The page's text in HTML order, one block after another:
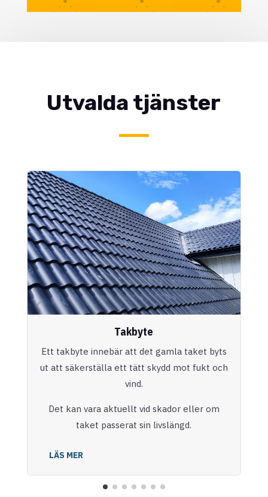
Utvalda tjänster
Takbyte
Ett takbyte innebär att det gamla taket byts
ut att säkerställa ett tätt skydd mot fukt och
vind.
Det kan vara aktuellt vid skador eller om
taket passerat sin livslängd.
LÄS MER